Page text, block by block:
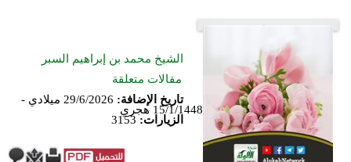
الشيخ محمد بن إبراهيم السبر
مقالات متعلقة
تاريخ الإضافة:
29/6/2026 ميلادي -
15/1/1448 هجري
الزيارات: 3153